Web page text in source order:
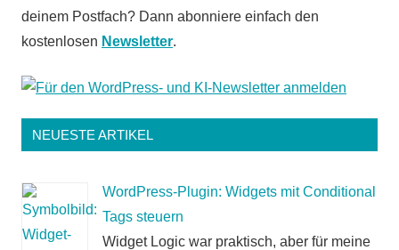
deinem Postfach? Dann abonniere einfach den
kostenlosen Newsletter.
NEUESTE ARTIKEL
WordPress-Plugin: Widgets mit Conditional
Tags steuern
Widget Logic war praktisch, aber für meine